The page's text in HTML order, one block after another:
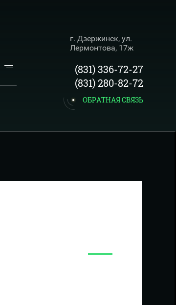
...
г. Дзержинск, ул.
Лермонтова, 17ж
(831) 336-72-27
(831) 280-82-72
ОБРАТНАЯ СВЯЗЬ